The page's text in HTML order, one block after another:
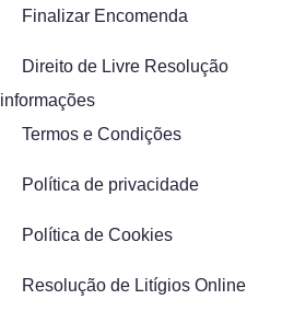
Finalizar Encomenda
Direito de Livre Resolução
informações
Termos e Condições
Política de privacidade
Política de Cookies
Resolução de Litígios Online